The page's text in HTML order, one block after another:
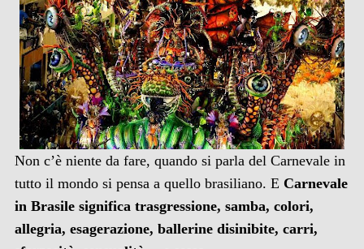
Non c’è niente da fare, quando si parla del Carnevale in
tutto il mondo si pensa a quello brasiliano. E Carnevale
in Brasile significa trasgressione, samba, colori,
allegria, esagerazione, ballerine disinibite, carri,